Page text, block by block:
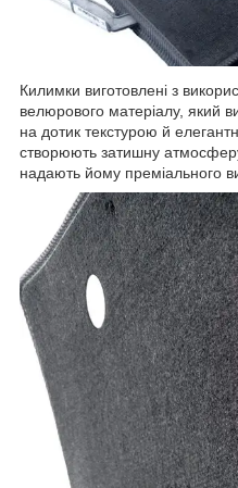
Килимки виготовлені з
велюрового матеріалу, який
на дотик текстурою й
створюють затишну
надають йому преміального